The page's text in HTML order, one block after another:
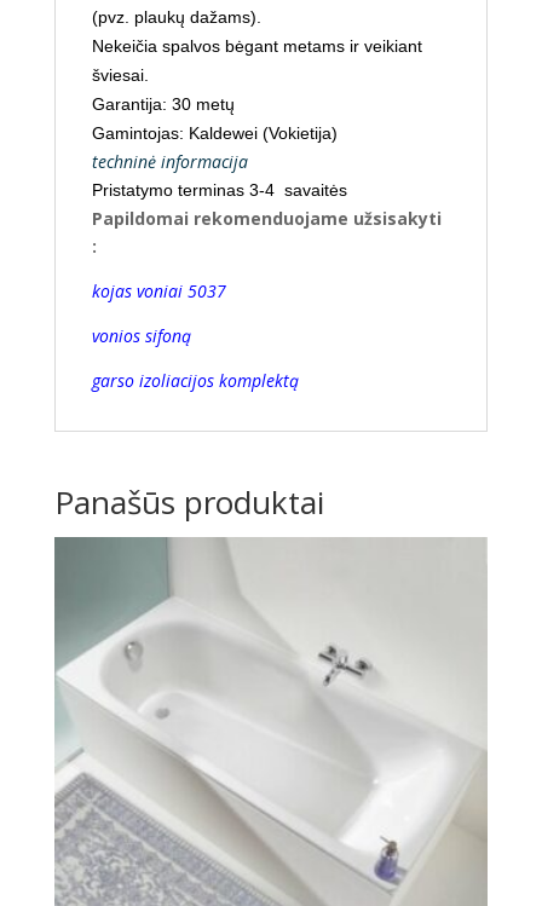
(pvz. plaukų dažams).
Nekeičia spalvos bėgant metams ir veikiant
šviesai.
Garantija: 30 metų
Gamintojas: Kaldewei (Vokietija)
techninė informacija
Pristatymo terminas 3-4 savaitės
Papildomai rekomenduojame užsisakyti
:
kojas voniai 5037
vonios sifoną
garso izoliacijos komplektą
Panašūs produktai